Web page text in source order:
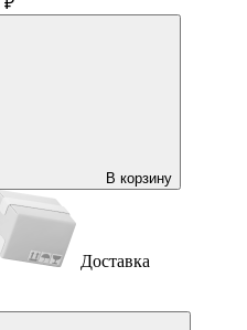
В корзину
Доставка